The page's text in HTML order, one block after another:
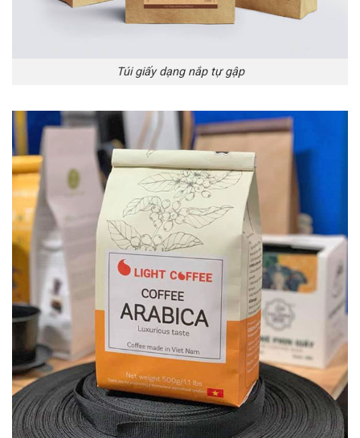
Túi giấy dạng nắp tự gập